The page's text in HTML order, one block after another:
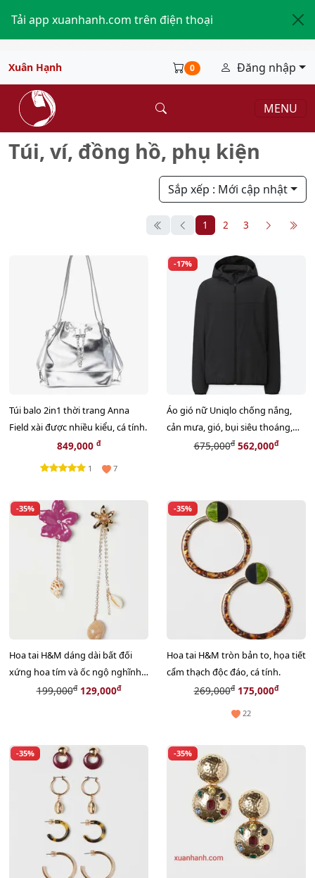
Tải app xuanhanh.com trên điện thoại
Xuân Hạnh 0 Đăng nhập
MENU
Túi, ví, đồng hồ, phụ kiện
Sắp xếp : Mới cập nhật
1 2 3
Túi balo 2in1 thời trang Anna
Field xài được nhiều kiểu, cá tính.
849,000 đ
1 7
-17%
Áo gió nữ Uniqlo chống nắng,
cản mưa, gió, bụi siêu thoáng,
#Black size XL
675,000đ562,000đ
-35%
Hoa tai H&M dáng dài bất đối
xứng hoa tím và ốc ngộ nghĩnh,
độc đáo.199,000đ129,000đ
-35%
Hoa tai H&M tròn bản to, họa tiết
cẩm thạch độc đáo, cá tính.
269,000đ175,000đ
22
-35% -35%